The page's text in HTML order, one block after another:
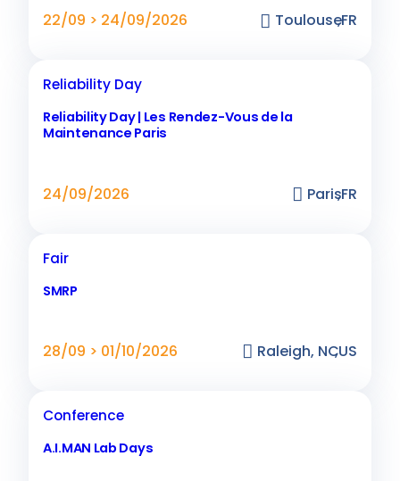
22/09 > 24/09/2026 Toulouse
,FR
Reliability Day
Reliability Day | Les Rendez-Vous de la
Maintenance Paris
24/09/2026 Paris,FR
Fair
SMRP
28/09 > 01/10/2026 Raleigh, NC,US
Conference
A.I.MAN Lab Days